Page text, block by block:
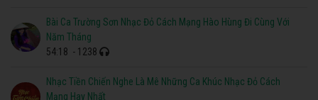
Bài Ca Trường Sơn Nhạc Đỏ Cách Mạng Hào Hùng Đi Cùng Với
Năm Tháng
54:18 - 1238
Nhạc Tiền Chiến Nghe Là Mê Những Ca Khúc Nhạc Đỏ Cách
Mạng Hay Nhất